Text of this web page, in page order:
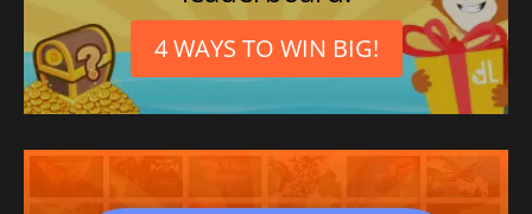
4 WAYS TO WIN BIG!